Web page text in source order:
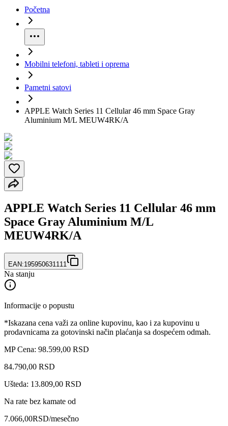
Početna
Mobilni telefoni, tableti i oprema
Pametni satovi
APPLE Watch Series 11 Cellular 46 mm Space Gray
Aluminium M/L MEUW4RK/A
APPLE Watch Series 11 Cellular 46 mm
Space Gray Aluminium M/L
MEUW4RK/A
EAN:195950631111
Na stanju
Informacije o popustu
*Iskazana cena važi za online kupovinu, kao i za kupovinu u
prodavnicama za gotovinski način plaćanja sa dospećem odmah.
MP Cena: 98.599,00 RSD
84.790,00 RSD
Ušteda: 13.809,00 RSD
Na rate bez kamate od
7.066,00RSD/mesečno